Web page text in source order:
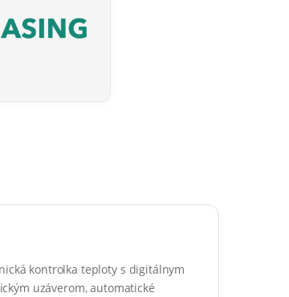
kontrolka teploty s digitálnym
uzáverom, automatické